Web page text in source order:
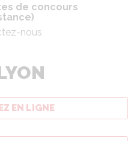
de concours
nous
EN LIGNE